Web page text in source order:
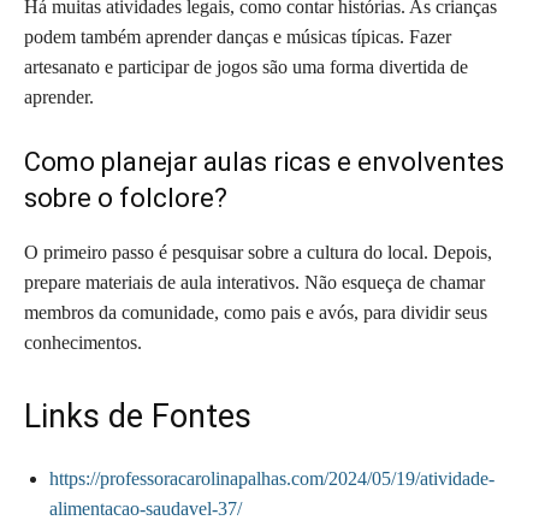
Há muitas atividades legais, como contar histórias. As crianças
podem também aprender danças e músicas típicas. Fazer
artesanato e participar de jogos são uma forma divertida de
aprender.
Como planejar aulas ricas e envolventes
sobre o folclore?
O primeiro passo é pesquisar sobre a cultura do local. Depois,
prepare materiais de aula interativos. Não esqueça de chamar
membros da comunidade, como pais e avós, para dividir seus
conhecimentos.
Links de Fontes
https://professoracarolinapalhas.com/2024/05/19/atividade-
alimentacao-saudavel-37/